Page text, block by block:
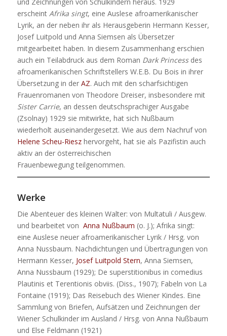
erscheint Afrika singt, eine Auslese afroamerikanischer
Lyrik, an der neben ihr als Herausgeberin Hermann Kesser,
Josef Luitpold und Anna Siemsen als Übersetzer
mitgearbeitet haben. In diesem Zusammenhang erschien
auch ein Teilabdruck aus dem Roman Dark Princessdes
afroamerikanischen Schriftstellers W.E.B. Du Bois in ihrer
Übersetzung in der AZ. Auch mit den scharfsichtigen
Frauenromanen von Theodore Dreiser, insbesondere mit
Sister Carrie, an dessen deutschsprachiger Ausgabe
(Zsolnay) 1929 sie mitwirkte, hat sich Nußbaum
wiederholt auseinandergesetzt. Wie aus dem Nachruf von
Helene Scheu-Rieszhervorgeht, hat sie als Pazifistin auch
aktiv an der österreichischen
Frauenbewegung teilgenommen.
Werke
Die Abenteuer des kleinen Walter: von Multatuli / Ausgew.
und bearbeitet von Anna Nußbaum (o. J.); Afrika singt:
eine Auslese neuer afroamerikanischer Lyrik / Hrsg. von
Anna Nussbaum. Nachdichtungen und Übertragungen von
Hermann Kesser, Josef Luitpold Stern, Anna Siemsen,
Anna Nussbaum (1929); De superstitionibus in comedius
Plautinis et Terentionis obviis. (Diss., 1907); Fabeln von La
Fontaine (1919); Das Reisebuch des Wiener Kindes. Eine
Sammlung von Briefen, Aufsätzen und Zeichnungen der
Wiener Schulkinder im Ausland / Hrsg. von Anna Nußbaum
und Else Feldmann (1921)